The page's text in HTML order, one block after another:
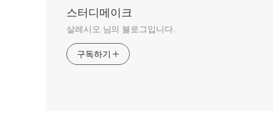
스터디메이크
살레시오 님의 블로그입니다.
구독하기